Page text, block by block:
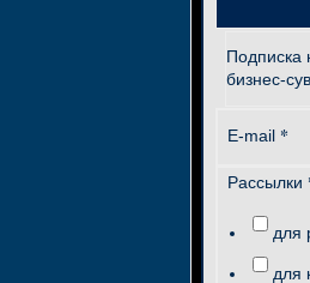
Подписка
бизнес-
E-mail *
Рассылки
для
для